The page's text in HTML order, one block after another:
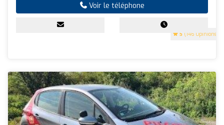
5 (146 Opinions)
Voir le téléphone